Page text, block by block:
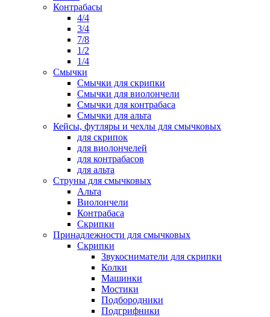
Контрабасы
4/4
3/4
7/8
1/2
1/4
Смычки
Смычки для скрипки
Смычки для виолончели
Смычки для контрабаса
Смычки для альта
Кейсы, футляры и чехлы для смычковых
для скрипок
для виолончелей
для контрабасов
для альта
Струны для смычковых
Альта
Виолончели
Контрабаса
Скрипки
Принадлежности для смычковых
Скрипки
Звукосниматели для скрипки
Колки
Машинки
Мостики
Подбородники
Подгрифники